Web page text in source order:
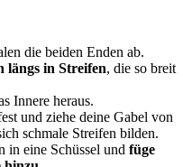
die beiden Enden ab.
längs in Streifen, die so breit
Innere heraus.
und ziehe deine Gabel von
schmale Streifen bilden.
in eine Schüssel und füge